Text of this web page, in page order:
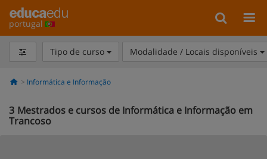
portugal
Tipo de curso Modalidade / Locais disponíveis
Informática e Informação
3 Mestrados e cursos de Informática e Informação em
Trancoso